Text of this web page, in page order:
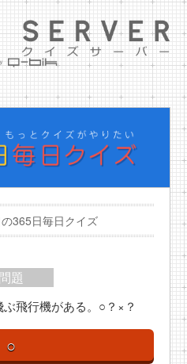
365日毎日クイズ
問題
飛行機がある。○？×？
○